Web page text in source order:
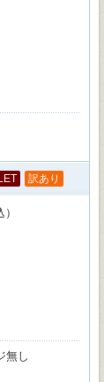
訳あり
無し